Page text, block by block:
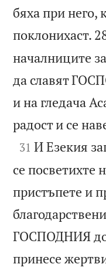
бяха при него,
поклонихаст.
началниците
да славят
и на гледача
радост и се

31 И Езекия
се
пристъпете и
ГОСПОДНИЯ
принесе